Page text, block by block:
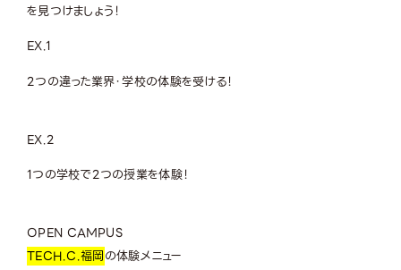
を見つけましょう！
EX.1
2つの違った業界・学校の体験を受ける！
EX.2
1つの学校で2つの授業を体験！
OPEN CAMPUS
TECH.C.福岡の体験メニュー